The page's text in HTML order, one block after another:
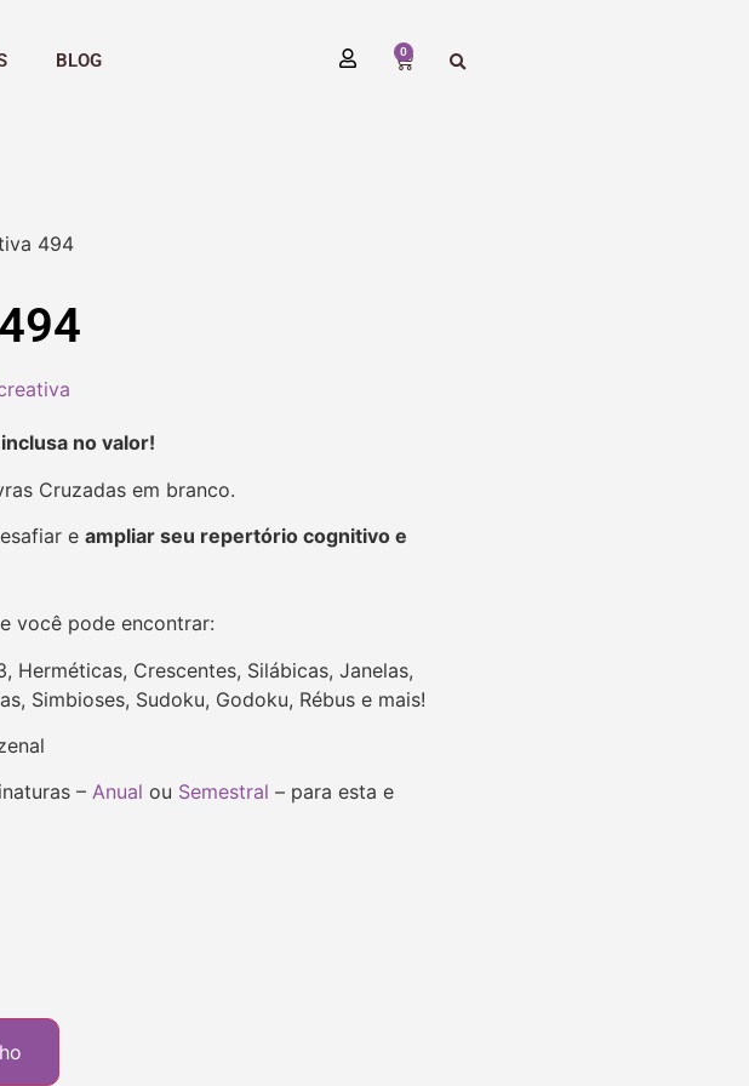
BLOG 0
494
no valor!
Cruzadas em branco.
e ampliar seu repertório cognitivo e
você pode encontrar:
Herméticas, Crescentes, Silábicas, Janelas,
Simbioses, Sudoku, Godoku, Rébus e mais!
– Anual ou Semestral – para esta e